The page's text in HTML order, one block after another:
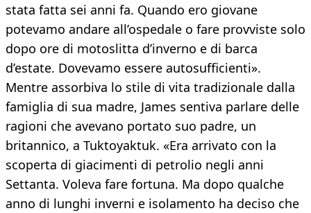
stata fatta sei anni fa. Quando ero giovane
potevamo andare all’ospedale o fare provviste solo
dopo ore di motoslitta d’inverno e di barca
d’estate. Dovevamo essere autosufficienti».
Mentre assorbiva lo stile di vita tradizionale dalla
famiglia di sua madre, James sentiva parlare delle
ragioni che avevano portato suo padre, un
britannico, a Tuktoyaktuk. «Era arrivato con la
scoperta di giacimenti di petrolio negli anni
Settanta. Voleva fare fortuna. Ma dopo qualche
anno di lunghi inverni e isolamento ha deciso che